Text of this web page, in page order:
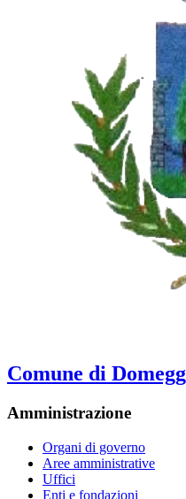
Comune di
Amministrazione
Organi di governo
Aree amministrative
Uffici
Enti e fondazioni